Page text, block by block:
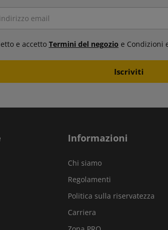
e accetto Termini del negozio e Condizioni
Informazioni
Chi siamo
Regolamenti
Politica sulla riservatezza
Carriera